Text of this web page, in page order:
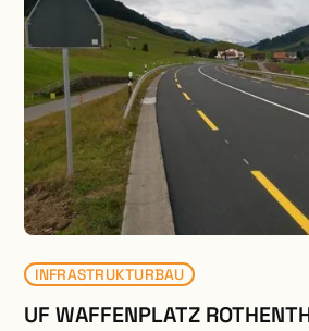
INFRASTRUKTURBAU
UF WAFFENPLATZ